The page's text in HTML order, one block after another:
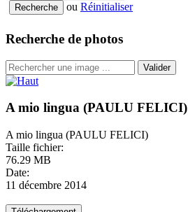
ou Réinitialiser
Recherche de photos
Valider
A mio lingua (PAULU FELICI)
A mio lingua (PAULU FELICI)
Taille fichier:
76.29 MB
Date:
11 décembre 2014